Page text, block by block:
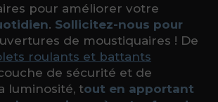
pour améliorer votre
. Sollicitez-nous pour
de moustiquaires ! De
roulants et battants
de sécurité et de
luminosité, tout en apportant